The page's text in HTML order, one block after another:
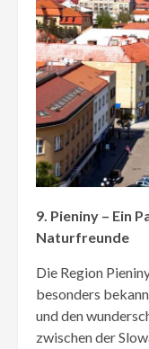
9. Pieniny – Ein
Naturfreunde
Die Region
besonders
und den
zwischen der